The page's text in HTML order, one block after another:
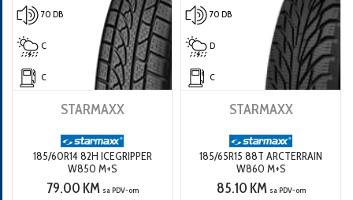
70 DB
C
C
STARMAXX
185/60R14 82H ICEGRIPPER
W850 M+S
79.00 KM sa PDV-om
70 DB
D
C
STARMAXX
185/65R15 88T ARCTERRAIN
W860 M+S
85.10 KM sa PDV-om